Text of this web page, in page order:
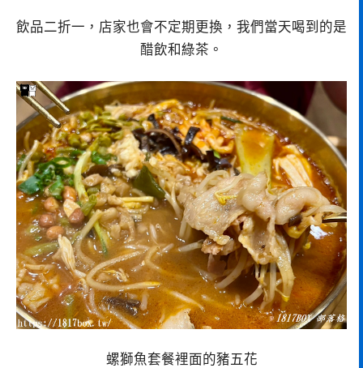
飲品二折一，店家也會不定期更換，我們當天喝到的是
醋飲和綠茶。
螺獅魚套餐裡面的豬五花